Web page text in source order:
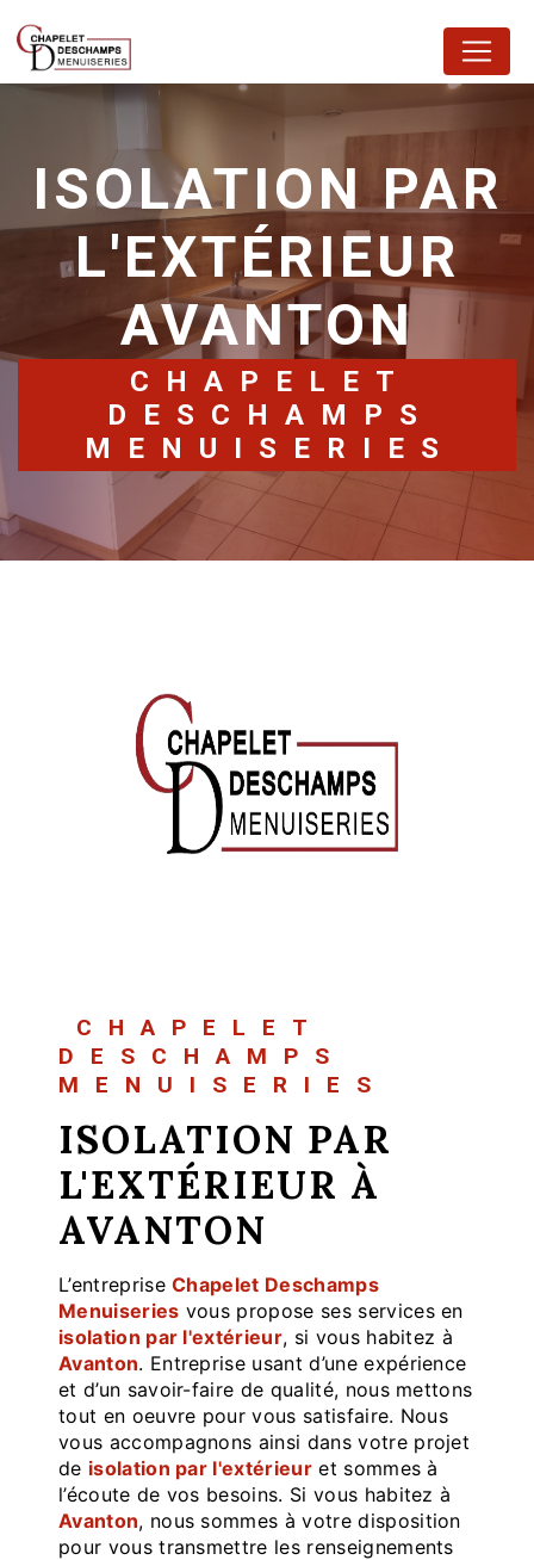
ISOLATION PAR
L'EXTÉRIEUR
AVANTON
CHAPELET
DESCHAMPS
MENUISERIES
CHAPELET
DESCHAMPS
MENUISERIES
ISOLATION PAR
L'EXTÉRIEUR À
AVANTON
L’entrepriseChapelet Deschamps
Menuiseries vous propose ses services en
isolation par l'extérieur, si vous habitez à
Avanton. Entreprise usant d’une expérience
et d’un savoir-faire de qualité, nous mettons
tout en oeuvre pour vous satisfaire. Nous
vous accompagnons ainsi dans votre projet
de isolation par l'extérieuret sommes à
l’écoute de vos besoins. Si vous habitez à
Avanton, nous sommes à votre disposition
pour vous transmettre les renseignements